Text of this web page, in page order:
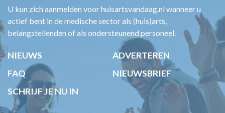
U kun zich aanmelden voor huisartsvandaag.nl wanneer u
actief bent in de medische sector als (huis)arts,
belangstellenden of als ondersteunend personeel.
NIEUWS
ADVERTEREN
FAQ
NIEUWSBRIEF
SCHRIJF JE NU IN